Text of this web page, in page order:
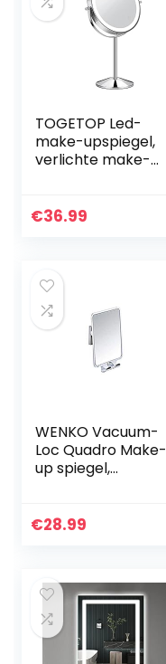
TOGETOP Led-
make-upspiegel,
verlichte make-
oplaadbare
€36.99
WENKO Vacuum-
Loc Quadro Make-
up spiegel,
€28.99